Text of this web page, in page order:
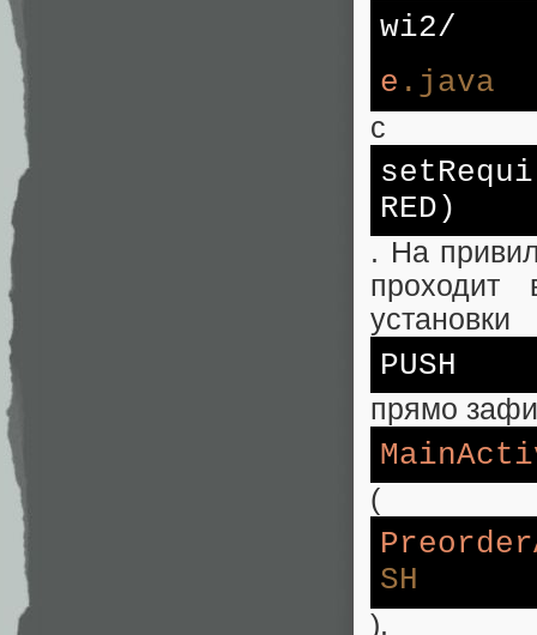
wi2/
e .java
с
set
RED)
. На
проходит
установки
PUSH
прямо
(
SH
).